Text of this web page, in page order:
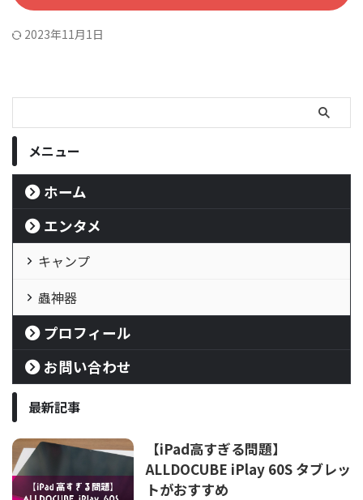
2023年11月1日
メニュー
ホーム
エンタメ
キャンプ
蟲神器
プロフィール
お問い合わせ
最新記事
【iPad高すぎる問題】
ALLDOCUBE iPlay 60S タブレッ
トがおすすめ